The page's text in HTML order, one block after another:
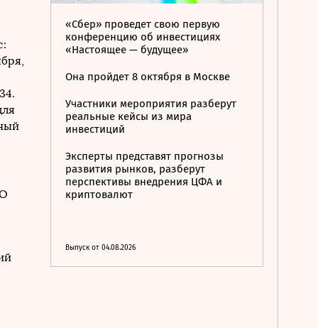
«Сбер» проведет свою первую
конференцию об инвестициях
«Настоящее — будущее»
Она пройдет 8 октября в Москве
Участники мероприятия разберут
реальные кейсы из мира
инвестиций
Эксперты представят прогнозы
развития рынков, разберут
перспективы внедрения ЦФА и
криптовалют
Выпуск от 04.08.2026